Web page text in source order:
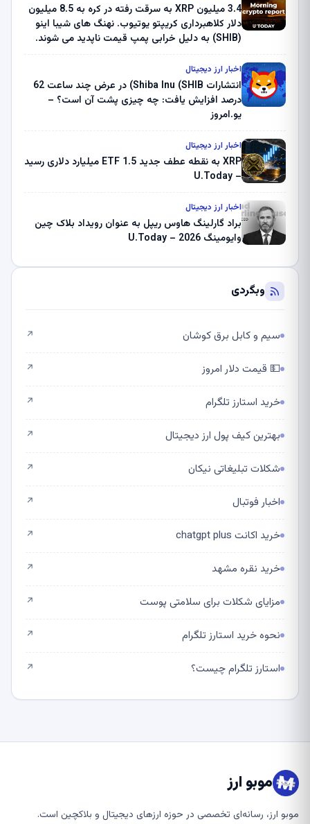
3.4 میلیون XRP به سرقت رفته در کره به 8.5 میلیون
دلار کلاهبرداری کریپتو یوتیوب. نهنگ های شیبا اینو
(SHIB) به دلیل خرابی پمپ قیمت ناپدید می شوند.
ثبت کرد – گزارش کریپتو صبح – U.Today
اخبار ارز دیجیتال
انتشارات Shiba Inu (SHIB) در عرض چند ساعت 62
درصد افزایش یافت: چه چیزی پشت آن است؟ –
یو.امروز
اخبار ارز دیجیتال
XRP به نقطه عطف جدید ETF 1.5 میلیارد دلاری رسید
– U.Today
اخبار ارز دیجیتال
براد گارلینگ هاوس ریپل به عنوان رویداد بلاک چین
وایومینگ 2026 – U.Today
وبگردی
سیم و کابل برق کوشان ↗
💵 قیمت دلار امروز ↗
خرید استارز تلگرام ↗
بهترین کیف پول ارز دیجیتال ↗
شکلات تبلیغاتی نیکان ↗
اخبار فوتبال ↗
خرید اکانت chatgpt plus ↗
خرید نقره مشهد ↗
مزایای شکلات برای سلامتی پوست ↗
نحوه خرید استارز تلگرام ↗
استارز تلگرام چیست؟ ↗
موبو ارز
موبو ارز، رسانه‌ای تخصصی در حوزه ارزهای دیجیتال و بلاکچین است.